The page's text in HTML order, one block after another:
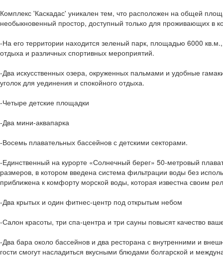
Комплекс 'Каскадас' уникален тем, что расположен на общей
необыкновенный простор, доступный только для проживающих в
-На его территории находится зеленый парк, площадью 6000
отдыха и различных спортивных мероприятий.
-Два искусственных озера, окруженных пальмами и удобные
уголок для уединения и спокойного отдыха.
-Четыре детские площадки
-Два мини-аквапарка
-Восемь плавательных бассейнов с детскими секторами.
-Единственный на курорте «Солнечный берег» 50-метровый
размеров, в котором введена система фильтрации воды без
приближена к комфорту морской воды, которая известна своим
-Два крытых и один фитнес-центр под открытым небом
-Салон красоты, три спа-центра и три сауны повысят качество
-Два бара около бассейнов и два ресторана с внутренними и
гости смогут насладиться вкусными блюдами болгарской и